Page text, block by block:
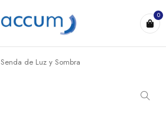
0
Senda de Luz y Sombra